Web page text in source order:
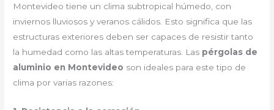
Montevideo tiene un clima subtropical húmedo, con
inviernos lluviosos y veranos cálidos. Esto significa que las
estructuras exteriores deben ser capaces de resistir tanto
la humedad como las altas temperaturas. Las pérgolas de
aluminio en Montevideo son ideales para este tipo de
clima por varias razones: